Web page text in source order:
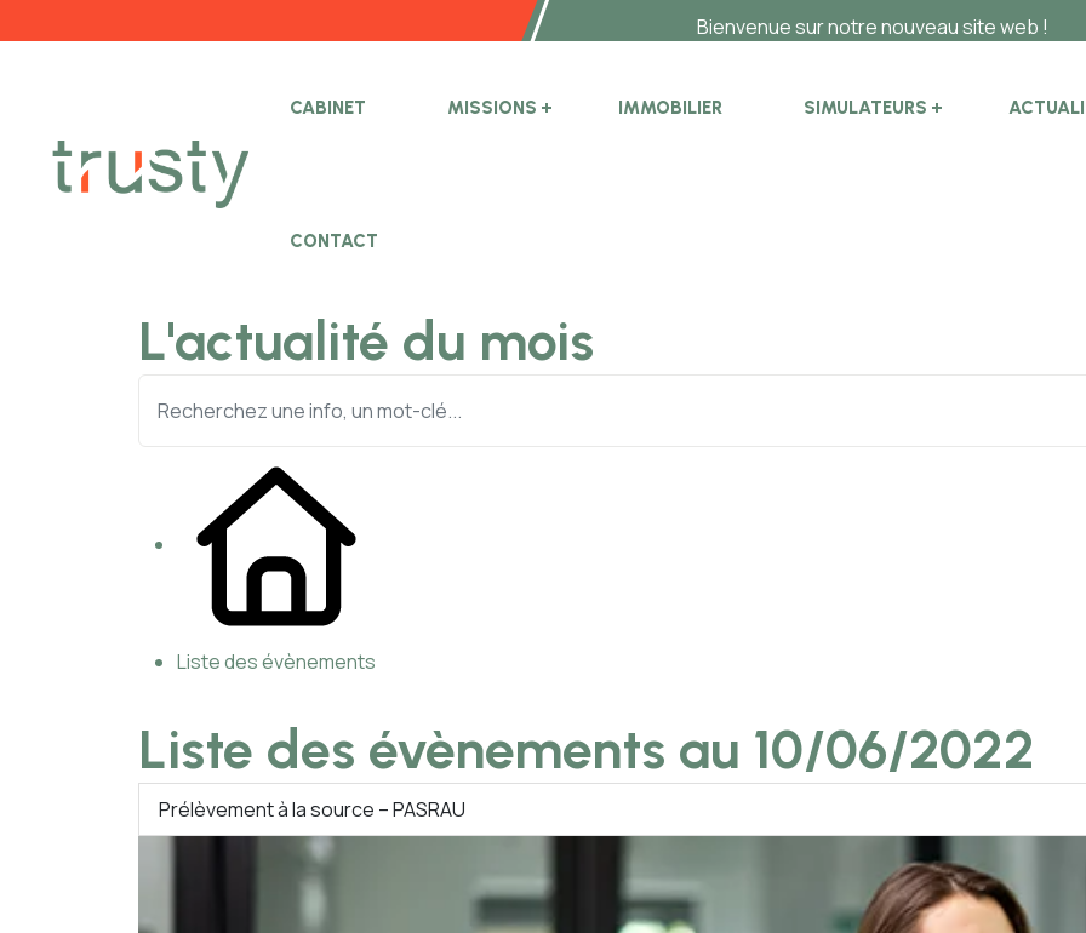
Bienvenue sur notre nouveau site web !
CABINET MISSIONS IMMOBILIER SIMULATEURS
CONTACT
L'actualité du mois
Liste des évènements
Liste des évènements au 10/06/2022
Prélèvement à la source – PASRAU